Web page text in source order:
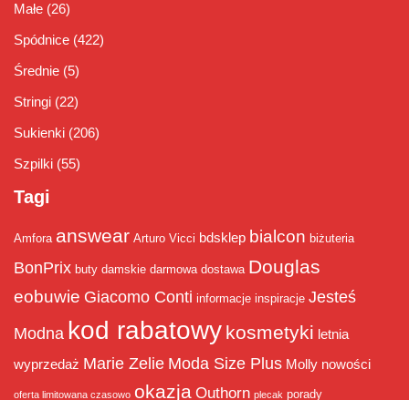
Małe (26)
Spódnice (422)
Średnie (5)
Stringi (22)
Sukienki (206)
Szpilki (55)
Tagi
Amfora answear Arturo Vicci bdsklep bialcon biżuteria
BonPrix buty damskie darmowa dostawa Douglas
eobuwie Giacomo Conti informacje inspiracje Jesteś
Modna kod rabatowy kosmetyki letnia
wyprzedaż Marie Zelie Moda Size Plus Molly nowości
oferta limitowana czasowo okazja Outhorn plecak porady